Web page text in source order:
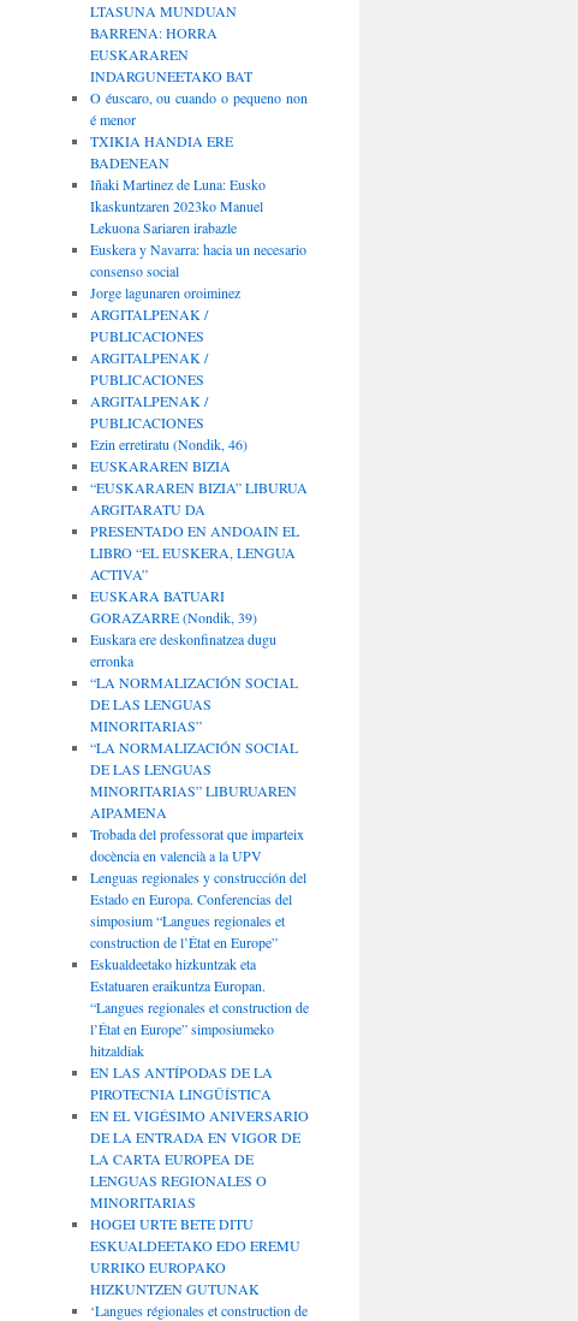
LTASUNA MUNDUAN
BARRENA: HORRA
EUSKARAREN
INDARGUNEETAKO BAT
O éuscaro, ou cuando o pequeno non
é menor
TXIKIA HANDIA ERE
BADENEAN
Iñaki Martinez de Luna: Eusko
Ikaskuntzaren 2023ko Manuel
Lekuona Sariaren irabazle
Euskera y Navarra: hacia un necesario
consenso social
Jorge lagunaren oroiminez
ARGITALPENAK /
PUBLICACIONES
ARGITALPENAK /
PUBLICACIONES
ARGITALPENAK /
PUBLICACIONES
Ezin erretiratu (Nondik, 46)
EUSKARAREN BIZIA
“EUSKARAREN BIZIA” LIBURUA
ARGITARATU DA
PRESENTADO EN ANDOAIN EL
LIBRO “EL EUSKERA, LENGUA
ACTIVA”
EUSKARA BATUARI
GORAZARRE (Nondik, 39)
Euskara ere deskonfinatzea dugu
erronka
“LA NORMALIZACIÓN SOCIAL
DE LAS LENGUAS
MINORITARIAS”
“LA NORMALIZACIÓN SOCIAL
DE LAS LENGUAS
MINORITARIAS” LIBURUAREN
AIPAMENA
Trobada del professorat que imparteix
docència en valencià a la UPV
Lenguas regionales y construcción del
Estado en Europa. Conferencias del
simposium “Langues regionales et
construction de l’État en Europe”
Eskualdeetako hizkuntzak eta
Estatuaren eraikuntza Europan.
“Langues regionales et construction de
l’État en Europe” simposiumeko
hitzaldiak
EN LAS ANTÍPODAS DE LA
PIROTECNIA LINGÜÍSTICA
EN EL VIGÉSIMO ANIVERSARIO
DE LA ENTRADA EN VIGOR DE
LA CARTA EUROPEA DE
LENGUAS REGIONALES O
MINORITARIAS
HOGEI URTE BETE DITU
ESKUALDEETAKO EDO EREMU
URRIKO EUROPAKO
HIZKUNTZEN GUTUNAK
‘Langues régionales et construction de